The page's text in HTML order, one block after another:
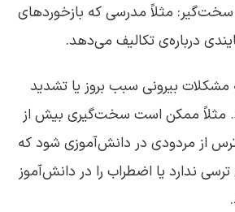
مثلاً مدرسی که بازخوردهای
درباره‌ی تکالیف می‌دهد.
مشکلات بیرونی سبب بروز یا تشدید
مثلاً ممکن است سخت‌گیری بیش از
از مردودی در دانش‌آموزی شود که
ندارد یا اضطراب را در دانش‌آموز